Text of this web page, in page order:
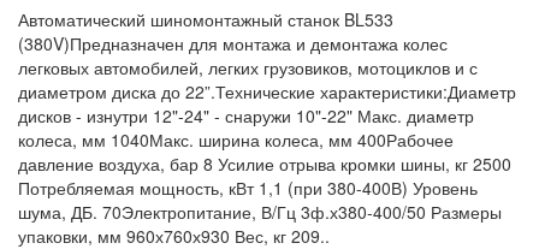
Автоматический шиномонтажный станок BL533
(380V)Предназначен для монтажа и демонтажа колес
легковых автомобилей, легких грузовиков, мотоциклов и с
диаметром диска до 22”.Технические характеристики:Диаметр
дисков - изнутри 12"-24" - снаружи 10"-22" Макс. диаметр
колеса, мм 1040Макс. ширина колеса, мм 400Рабочее
давление воздуха, бар 8 Усилие отрыва кромки шины, кг 2500
Потребляемая мощность, кВт 1,1 (при 380-400В) Уровень
шума, ДБ. 70Электропитание, В/Гц 3ф.х380-400/50 Размеры
упаковки, мм 960х760х930 Вес, кг 209..